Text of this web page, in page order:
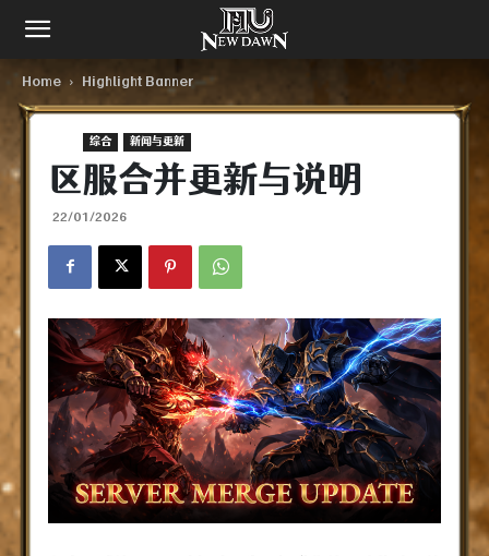
Home Highlight Banner
综合​ 新闻与更新
区服合并更新与说明
22/01/2026